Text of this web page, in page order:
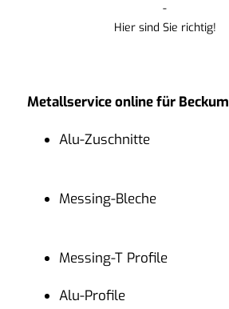
-
Hier sind Sie richtig!
Metallservice online für Beckum
Alu-Zuschnitte
Messing-Bleche
Messing-T Profile
Alu-Profile